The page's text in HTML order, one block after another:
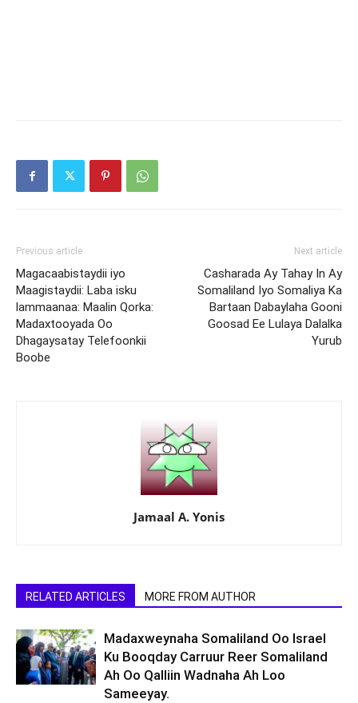
Previous article
Magacaabistaydii iyo
Maagistaydii: Laba isku
lammaanaa: Maalin Qorka:
Madaxtooyada Oo
Dhagaysatay Telefoonkii
Boobe
Next article
Casharada Ay Tahay In Ay
Somaliland Iyo Somaliya Ka
Bartaan Dabaylaha Gooni
Goosad Ee Lulaya Dalalka
Yurub
Jamaal A. Yonis
RELATED ARTICLES MORE FROM AUTHOR
Madaxweynaha Somaliland Oo Israel
Ku Booqday Carruur Reer Somaliland
Ah Oo Qalliin Wadnaha Ah Loo
Sameeyay.